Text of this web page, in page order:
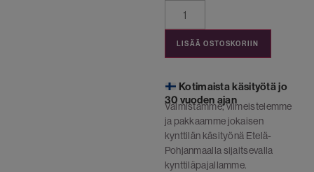
LISÄÄ OSTOSKORIIN
Kotimaista käsityötä jo
30 vuoden ajan
Valmistamme, viimeistelemme
ja pakkaamme jokaisen
kynttilän käsityönä Etelä-
Pohjanmaalla sijaitsevalla
kynttiläpajallamme.